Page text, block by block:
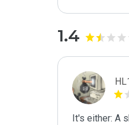
1.4
It's either: A